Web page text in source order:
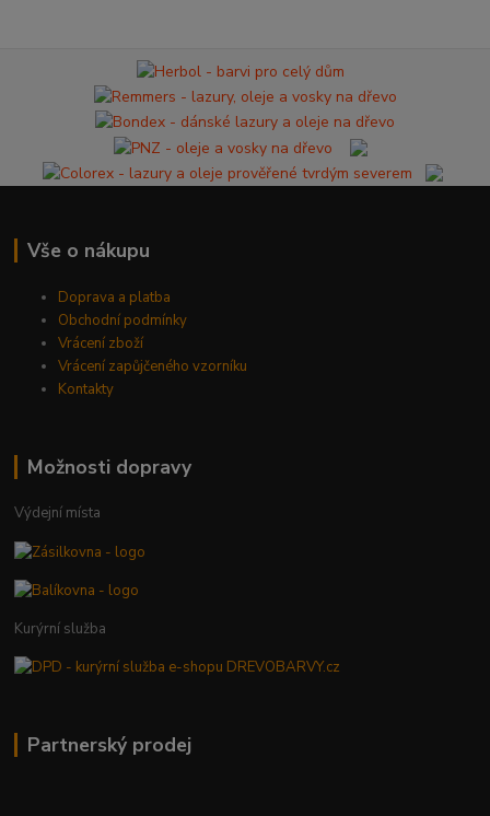
Vše o nákupu
Doprava a platba
Obchodní podmínky
Vrácení zboží
Vrácení zapůjčeného vzorníku
Kontakty
Možnosti dopravy
Výdejní místa
Kurýrní služba
Partnerský prodej